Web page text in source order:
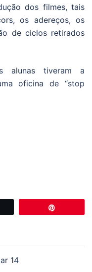
dos filmes, tais
os adereços, os
de ciclos retirados
alunas tiveram a
oficina de “stop
14